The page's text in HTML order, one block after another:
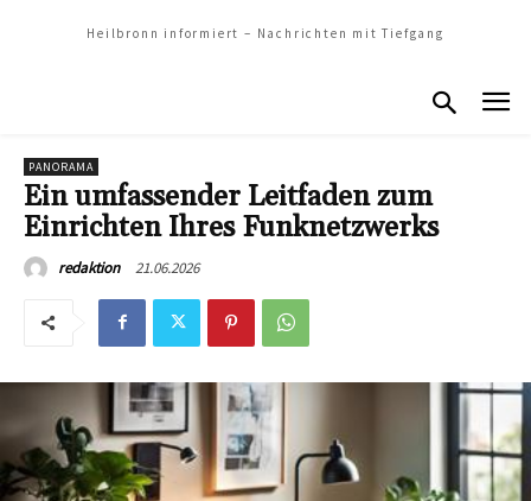
Heilbronn informiert – Nachrichten mit Tiefgang
PANORAMA
Ein umfassender Leitfaden zum
Einrichten Ihres Funknetzwerks
redaktion 21.06.2026